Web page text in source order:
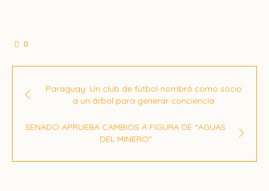
0
Paraguay: Un club de fútbol nombró como socio
a un árbol para generar conciencia
SENADO APRUEBA CAMBIOS A FIGURA DE “AGUAS
DEL MINERO”